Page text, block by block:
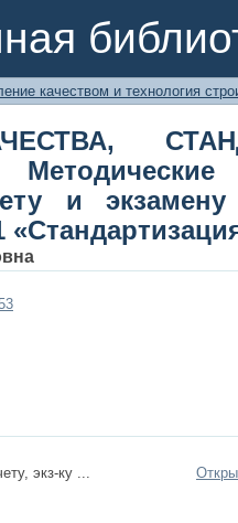
для
качеством и технология
и
экз-ку ...